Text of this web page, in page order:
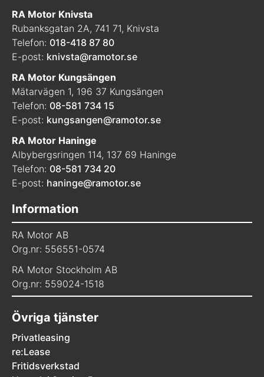
RA Motor Knivsta
Rubanksgatan 2A, 741 71, Knivsta
Telefon: 018-418 87 80
E-post: knivsta@ramotor.se
RA Motor Kungsängen
Mätarvägen 1, 196 37 Kungsängen
Telefon: 08-581 734 15
E-post: kungsangen@ramotor.se
RA Motor Haninge
Albybergsringen 114, 137 69 Haninge
Telefon: 08-581 734 20
E-post: haninge@ramotor.se
Information
RA Motor AB
Org.nr: 556551-0574
RA Motor Stockholm AB
Org.nr: 559024-1518
Övriga tjänster
Privatleasing
re:Lease
Fritidsverkstad